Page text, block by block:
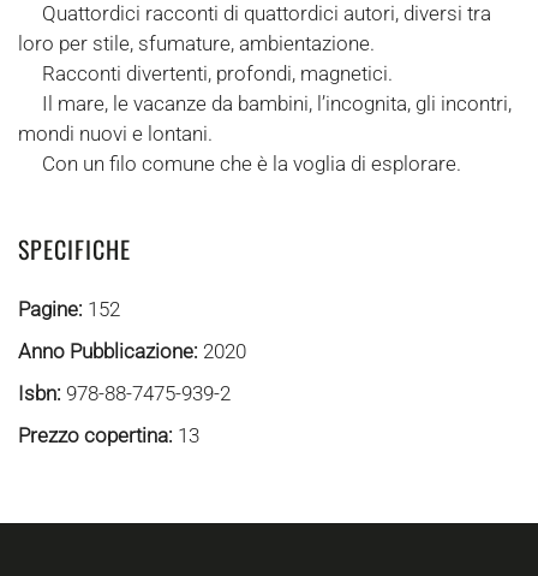
Quattordici racconti di quattordici autori, diversi tra
loro per stile, sfumature, ambientazione.
Racconti divertenti, profondi, magnetici.
Il mare, le vacanze da bambini, l’incognita, gli incontri,
mondi nuovi e lontani.
Con un filo comune che è la voglia di esplorare.
SPECIFICHE
Pagine: 152
Anno Pubblicazione: 2020
Isbn: 978-88-7475-939-2
Prezzo copertina: 13